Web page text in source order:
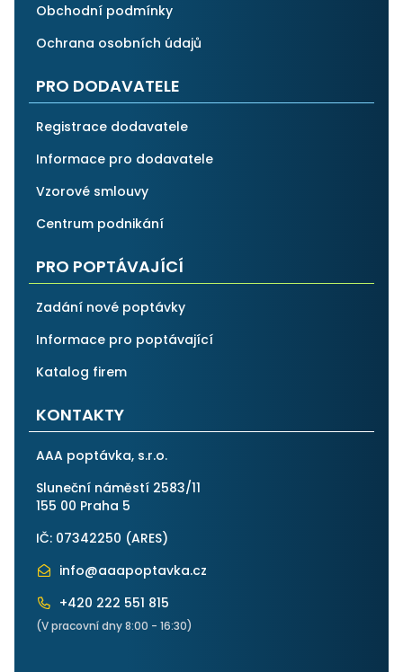
Obchodní podmínky
Ochrana osobních údajů
PRO DODAVATELE
Registrace dodavatele
Informace pro dodavatele
Vzorové smlouvy
Centrum podnikání
PRO POPTÁVAJÍCÍ
Zadání nové poptávky
Informace pro poptávající
Katalog firem
KONTAKTY
AAA poptávka, s.r.o.
Sluneční náměstí 2583/11
155 00 Praha 5
IČ: 07342250 (ARES)
info@aaapoptavka.cz
+420 222 551 815
(V pracovní dny 8:00 - 16:30)